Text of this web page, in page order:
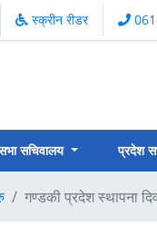
स्क्रीन रीडर
सचिवालय प्रदेश
गण्डकी प्रदेश स्थापना